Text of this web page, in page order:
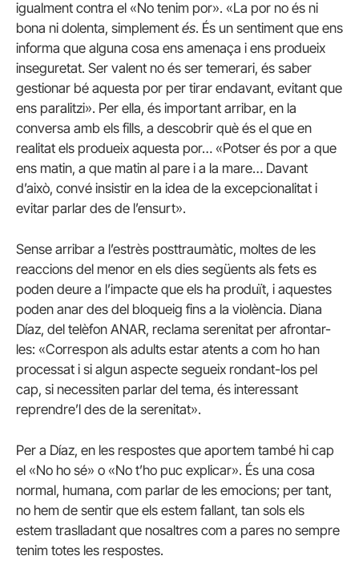
igualment contra el «No tenim por». «La por no és ni
bona ni dolenta, simplement és. És un sentiment que ens
informa que alguna cosa ens amenaça i ens produeix
inseguretat. Ser valent no és ser temerari, és saber
gestionar bé aquesta por per tirar endavant, evitant que
ens paralitzi». Per ella, és important arribar, en la
conversa amb els fills, a descobrir què és el que en
realitat els produeix aquesta por… «Potser és por a que
ens matin, a que matin al pare i a la mare… Davant
d’això, convé insistir en la idea de la excepcionalitat i
evitar parlar des de l’ensurt».
Sense arribar a l’estrès posttraumàtic, moltes de les
reaccions del menor en els dies següents als fets es
poden deure a l’impacte que els ha produït, i aquestes
poden anar des del bloqueig fins a la violència. Diana
Díaz, del telèfon ANAR, reclama serenitat per afrontar-
les: «Correspon als adults estar atents a com ho han
processat i si algun aspecte segueix rondant-los pel
cap, si necessiten parlar del tema, és interessant
reprendre’l des de la serenitat».
Per a Díaz, en les respostes que aportem també hi cap
el «No ho sé» o «No t’ho puc explicar». És una cosa
normal, humana, com parlar de les emocions; per tant,
no hem de sentir que els estem fallant, tan sols els
estem traslladant que nosaltres com a pares no sempre
tenim totes les respostes.